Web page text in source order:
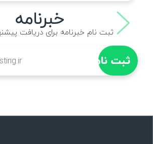
خبرنامه
ثبت نام خبرنامه برای دریافت